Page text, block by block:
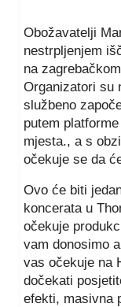
Obožavatelji
nestrpljenjem
na
Organizatori su
službeno
putem platforme
mjesta., a s
očekuje se da
Ovo će biti
koncerata u
očekuje
vam donosimo
vas očekuje na
dočekati
efekti, masivna